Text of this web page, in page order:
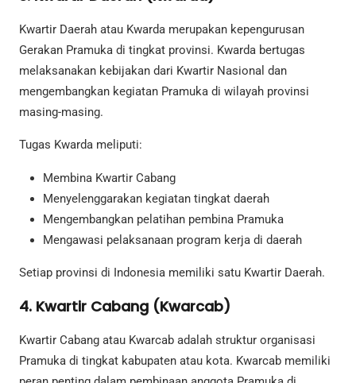
Kwartir Daerah atau Kwarda merupakan kepengurusan
Gerakan Pramuka di tingkat provinsi. Kwarda bertugas
melaksanakan kebijakan dari Kwartir Nasional dan
mengembangkan kegiatan Pramuka di wilayah provinsi
masing-masing.
Tugas Kwarda meliputi:
Membina Kwartir Cabang
Menyelenggarakan kegiatan tingkat daerah
Mengembangkan pelatihan pembina Pramuka
Mengawasi pelaksanaan program kerja di daerah
Setiap provinsi di Indonesia memiliki satu Kwartir Daerah.
4. Kwartir Cabang (Kwarcab)
Kwartir Cabang atau Kwarcab adalah struktur organisasi
Pramuka di tingkat kabupaten atau kota. Kwarcab memiliki